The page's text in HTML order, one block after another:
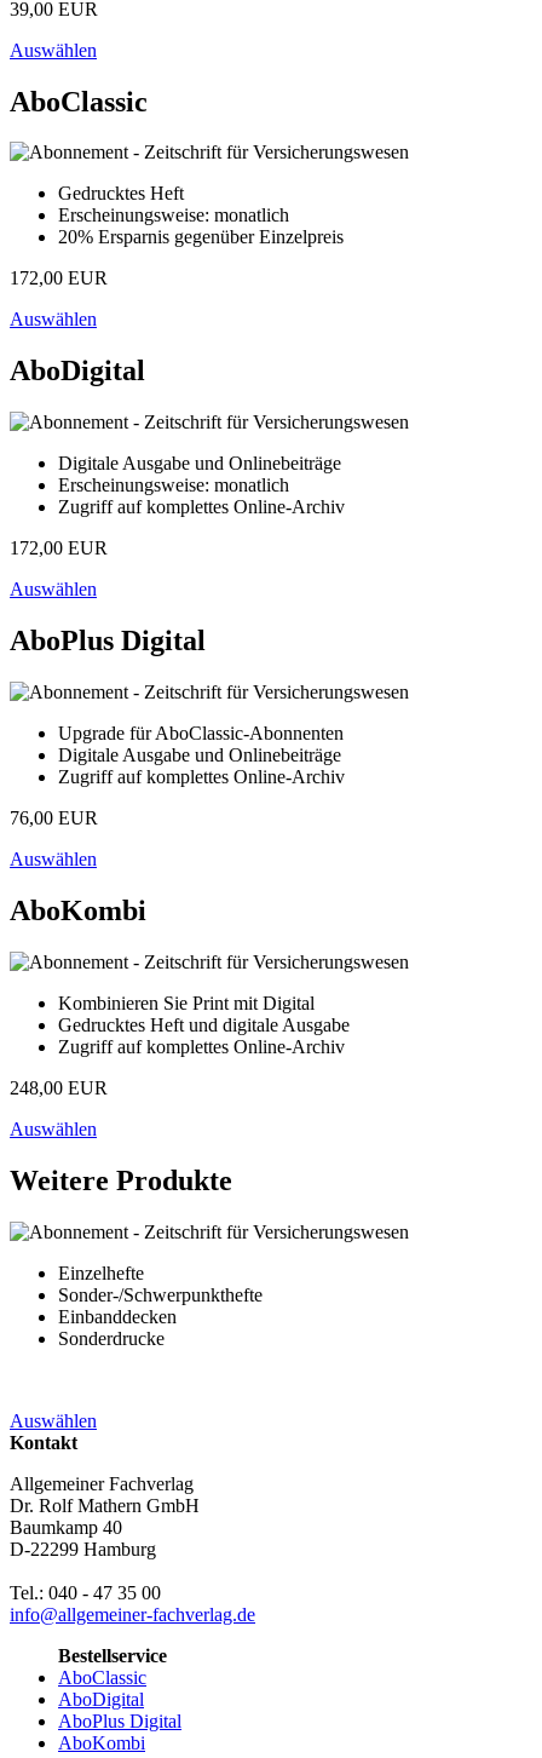
39,00 EUR
Auswählen
AboClassic
Gedrucktes Heft
Erscheinungsweise: monatlich
20% Ersparnis gegenüber Einzelpreis
172,00 EUR
Auswählen
AboDigital
Digitale Ausgabe und Onlinebeiträge
Erscheinungsweise: monatlich
Zugriff auf komplettes Online-Archiv
172,00 EUR
Auswählen
AboPlus Digital
Upgrade für AboClassic-Abonnenten
Digitale Ausgabe und Onlinebeiträge
Zugriff auf komplettes Online-Archiv
76,00 EUR
Auswählen
AboKombi
Kombinieren Sie Print mit Digital
Gedrucktes Heft und digitale Ausgabe
Zugriff auf komplettes Online-Archiv
248,00 EUR
Auswählen
Weitere Produkte
Einzelhefte
Sonder-/Schwerpunkthefte
Einbanddecken
Sonderdrucke
Auswählen
Kontakt
Allgemeiner Fachverlag
Dr. Rolf Mathern GmbH
Baumkamp 40
D-22299 Hamburg
Tel.: 040 - 47 35 00
info@allgemeiner-fachverlag.de
Bestellservice
AboClassic
AboDigital
AboPlus Digital
AboKombi